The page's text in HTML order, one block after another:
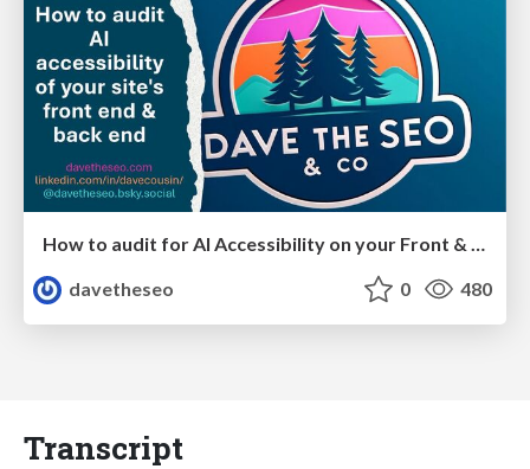
davetheseo
0 480
Transcript